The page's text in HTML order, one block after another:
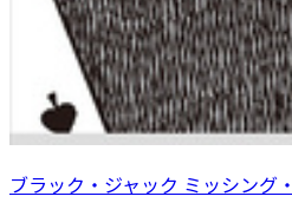
ブラック・ジャック ミッシン